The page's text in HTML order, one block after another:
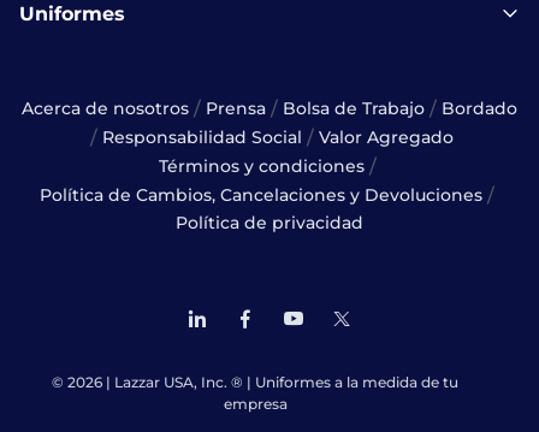
Uniformes
Acerca de nosotros / Prensa / Bolsa de Trabajo / Bordado
/ Responsabilidad Social / Valor Agregado
Términos y condiciones /
Política de Cambios, Cancelaciones y Devoluciones /
Política de privacidad
© 2026 | Lazzar USA, Inc. ® | Uniformes a la medida de tu
empresa